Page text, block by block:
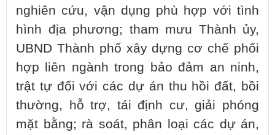
nghiên cứu, vận dụng phù hợp với tình
hình địa phương; tham mưu Thành ủy,
UBND Thành phố xây dựng cơ chế phối
hợp liên ngành trong bảo đảm an ninh,
trật tự đối với các dự án thu hồi đất, bồi
thường, hỗ trợ, tái định cư, giải phóng
mặt bằng; rà soát, phân loại các dự án,